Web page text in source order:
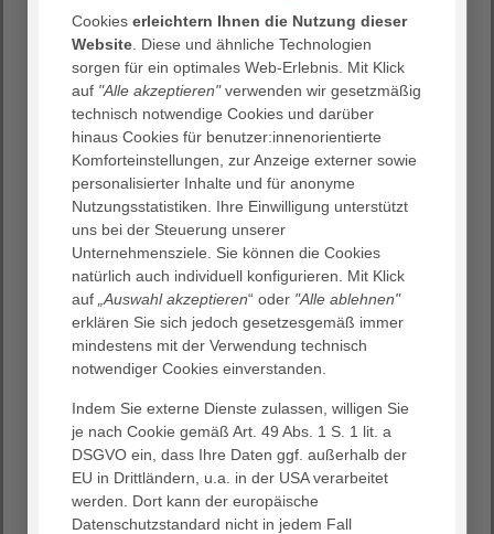
Das AGAPLESION BETHANIEN KRANKENHAUS ist seit
mehr als 100 Jahren Garant für eine fachärztliche
Behandlung auf höchstem Niveau.
Gemeinsam mit den Belegarztpraxen versorgen
wir Patienten aus dem In- und Ausland, darunter auch
zahlreiche Patienten aus Nicht-EU-Ländern.
Unser Ziel: Ihnen die Behandlung so angenehm und
erfolgreich wie möglich zu gestalten. Dabei profitieren
Sie von unseren hohen Qualitäts- und
Sicherheitsstandards sowie unserer langjährigen
Erfahrung.
Wir akzeptieren Nicht-EU-Patienten als Selbstzahler:
mit geeigneter internationaler Krankenversicherung
mit Förderung (Sponsorship) aus Heimatländern z. B.
durch Botschaften, Konsulate, Gesundheitsministerien
etc.
die von spezialisierten Agenturen gesponsert werden
(Bedingung: Aus ethischen Gründen zahlen wir keine
Provisionen an Agenturen und gehen keine
Geschäftsvereinbarung mit den Agenturen ein.)
Cookieserleichtern Ihnen die Nutzung dieser
Website . Diese und ähnliche Technologien
sorgen für ein optimales Web-Erlebnis. Mit Klick
auf "Alle akzeptieren"verwenden wir gesetzmäßig
technisch notwendige Cookies und darüber
hinaus Cookies für benutzer:innenorientierte
Komforteinstellungen, zur Anzeige externer sowie
personalisierter Inhalte und für anonyme
Nutzungsstatistiken. Ihre Einwilligung unterstützt
uns bei der Steuerung unserer
Unternehmensziele. Sie können die Cookies
natürlich auch individuell konfigurieren. Mit Klick
auf „Auswahl akzeptieren“ oder "Alle ablehnen"
erklären Sie sich jedoch gesetzesgemäß immer
mindestens mit der Verwendung technisch
notwendiger Cookies einverstanden.
Indem Sie externe Dienste zulassen, willigen Sie
je nach Cookie gemäß Art. 49 Abs. 1 S. 1 lit. a
DSGVO ein, dass Ihre Daten ggf. außerhalb der
EU in Drittländern, u.a. in der USA verarbeitet
werden. Dort kann der europäische
Datenschutzstandard nicht in jedem Fall